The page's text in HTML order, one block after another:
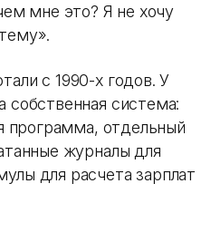
мне это? Я не хочу
с 1990-х годов. У
собственная система:
программа, отдельный
журналы для
для расчета зарплат